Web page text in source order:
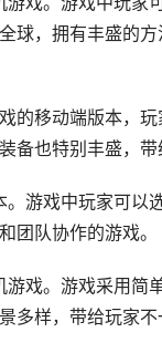
球，拥有丰盛的
的移动端版本，
也特别丰盛，带
游戏中玩家可以
团队协作的游戏。
戏。游戏采用简
样，带给玩家不